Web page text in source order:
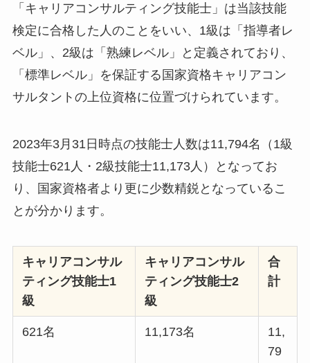
「キャリアコンサルティング技能士」は当該技能
検定に合格した人のことをいい、1級は「指導者レ
ベル」、2級は「熟練レベル」と定義されており、
「標準レベル」を保証する国家資格キャリアコン
サルタントの上位資格に位置づけられています。
2023年3月31日時点の技能士人数は11,794名（1級
技能士621人・2級技能士11,173人）となってお
り、国家資格者より更に少数精鋭となっているこ
とが分かります。
キャリアコンサル
ティング技能士1
級
キャリアコンサル
ティング技能士2
級
合
計
621名 11,173名
11,
79